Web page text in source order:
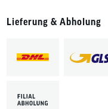
Lieferung & Abholung